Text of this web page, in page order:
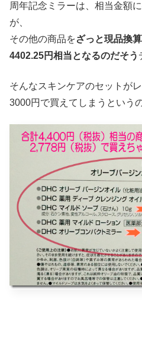
周年記念ミラーは、相当金額
が、
その他の商品をざっと現品換
4402.25円相当となるのだそう
そんなスキンケアのセットが
3000円で買えてしまうという